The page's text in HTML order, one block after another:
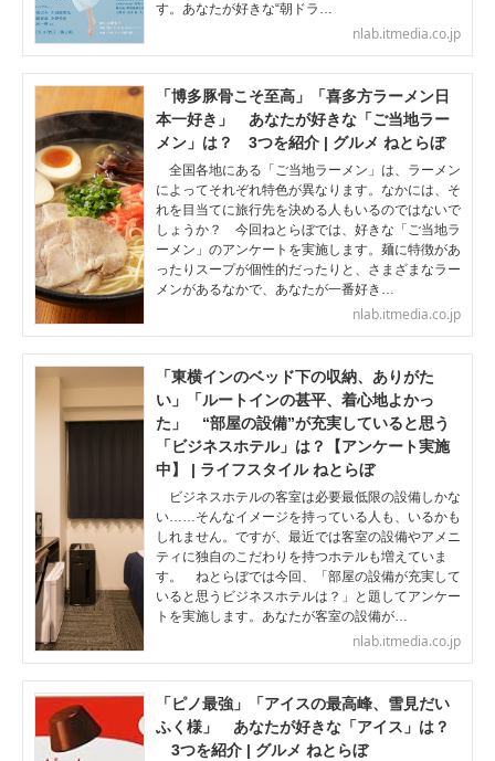
す。あなたが好きな“朝ドラ…
nlab.itmedia.co.jp
「博多豚骨こそ至高」「喜多方ラーメン日
本一好き」 あなたが好きな「ご当地ラー
メン」は？ 3つを紹介 | グルメ ねとらぼ
全国各地にある「ご当地ラーメン」は、ラーメン
によってそれぞれ特色が異なります。なかには、そ
れを目当てに旅行先を決める人もいるのではないで
しょうか？ 今回ねとらぼでは、好きな「ご当地ラ
ーメン」のアンケートを実施します。麺に特徴があ
ったりスープが個性的だったりと、さまざまなラー
メンがあるなかで、あなたが一番好き…
nlab.itmedia.co.jp
「東横インのベッド下の収納、ありがた
い」「ルートインの甚平、着心地よかっ
た」 “部屋の設備”が充実していると思う
「ビジネスホテル」は？【アンケート実施
中】 | ライフスタイル ねとらぼ
ビジネスホテルの客室は必要最低限の設備しかな
い……そんなイメージを持っている人も、いるかも
しれません。ですが、最近では客室の設備やアメニ
ティに独自のこだわりを持つホテルも増えていま
す。 ねとらぼでは今回、「部屋の設備が充実して
いると思うビジネスホテルは？」と題してアンケー
トを実施します。あなたが客室の設備が…
nlab.itmedia.co.jp
「ピノ最強」「アイスの最高峰、雪見だい
ふく様」 あなたが好きな「アイス」は？
3つを紹介 | グルメ ねとらぼ